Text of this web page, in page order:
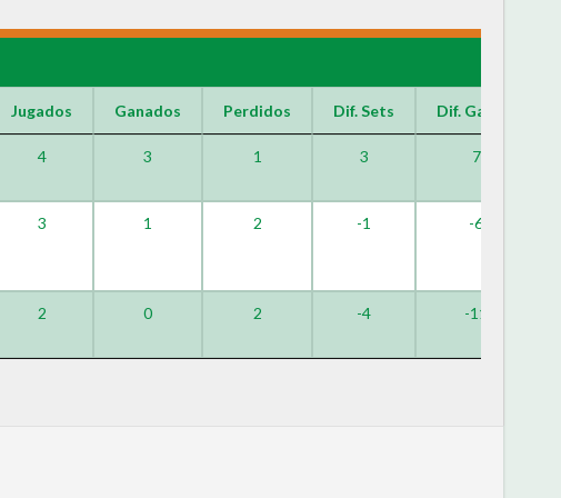
Jugados Ganados Perdidos Dif. Sets Dif. Games
4 3 1 3 7
3 1 2 -1 -6
2 0 2 -4 -11